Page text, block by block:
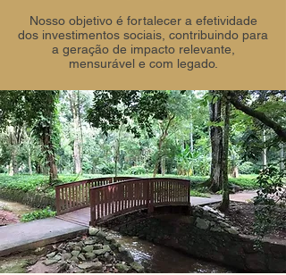
Nosso objetivo é fortalecer a efetividade
dos investimentos sociais, contribuindo para
a geração de impacto relevante,
mensurável e com legado.